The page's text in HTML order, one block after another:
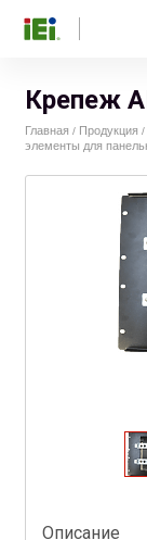
Крепеж
Главная / Продукция /
элементы для
Описание